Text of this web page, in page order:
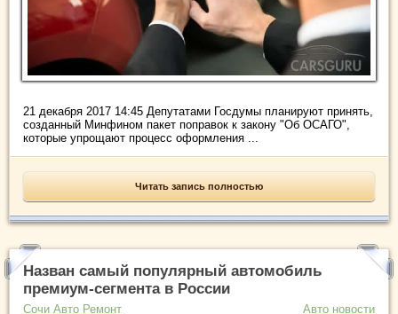
21 декабря 2017 14:45 Депутатами Госдумы планируют принять,
созданный Минфином пакет поправок к закону "Об ОСАГО",
которые упрощают процесс оформления ...
Читать запись полностью
Назван самый популярный автомобиль
премиум-сегмента в России
Сочи Авто Ремонт Авто новости